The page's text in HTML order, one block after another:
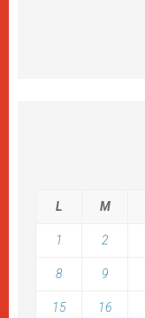
L M
1 2
8 9
15 16